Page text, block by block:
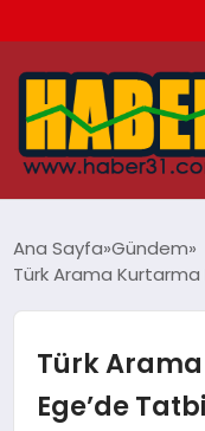
YAŞAM
EKONOMI
Ana Sayfa Gündem
Türk Arama Kurtarma
Türk
Ege’de